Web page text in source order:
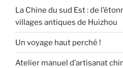
La Chine du sud Est : de
villages antiques de Huizhou
Un voyage haut perché !
Atelier manuel d’artisanat